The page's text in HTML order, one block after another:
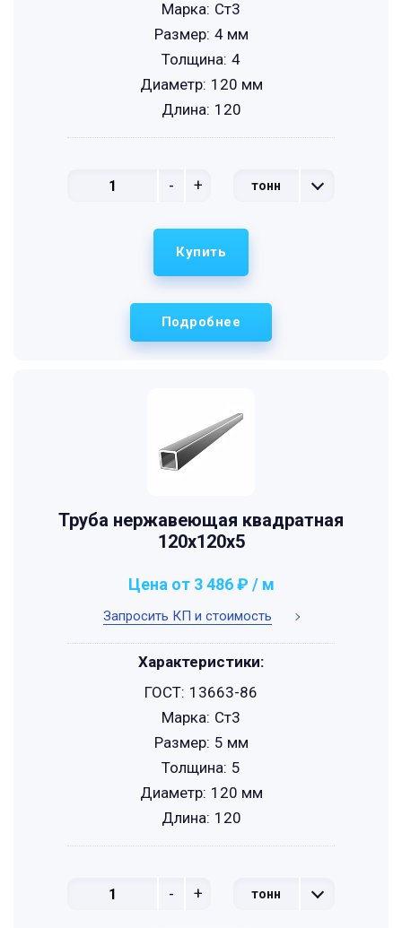
- + тонн
Марка: Ст3
Размер: 4 мм
Толщина: 4
Диаметр: 120 мм
Длина: 120
Подробнее
Купить
Труба нержавеющая квадратная
120х120х5
Запросить КП и стоимость
Цена от 3 486 ₽ / м
- + тонн
Характеристики:
ГОСТ: 13663-86
Марка: Ст3
Размер: 5 мм
Толщина: 5
Диаметр: 120 мм
Длина: 120